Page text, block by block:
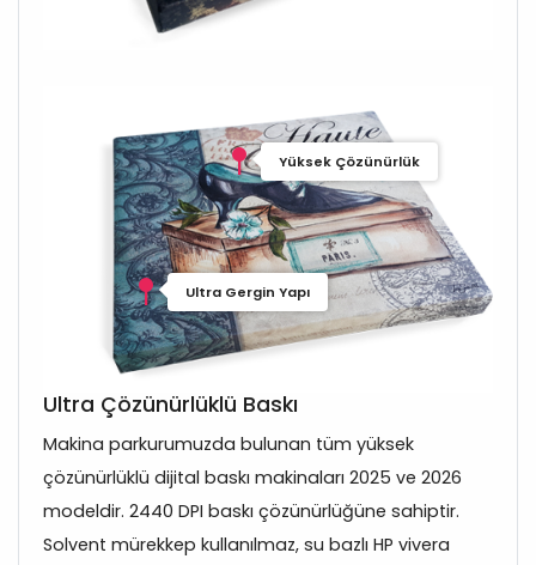
Yüksek Çözünürlük
Ultra Gergin Yapı
Ultra Çözünürlüklü Baskı
Makina parkurumuzda bulunan tüm yüksek
çözünürlüklü dijital baskı makinaları 2025 ve 2026
modeldir. 2440 DPI baskı çözünürlüğüne sahiptir.
Solvent mürekkep kullanılmaz, su bazlı HP vivera